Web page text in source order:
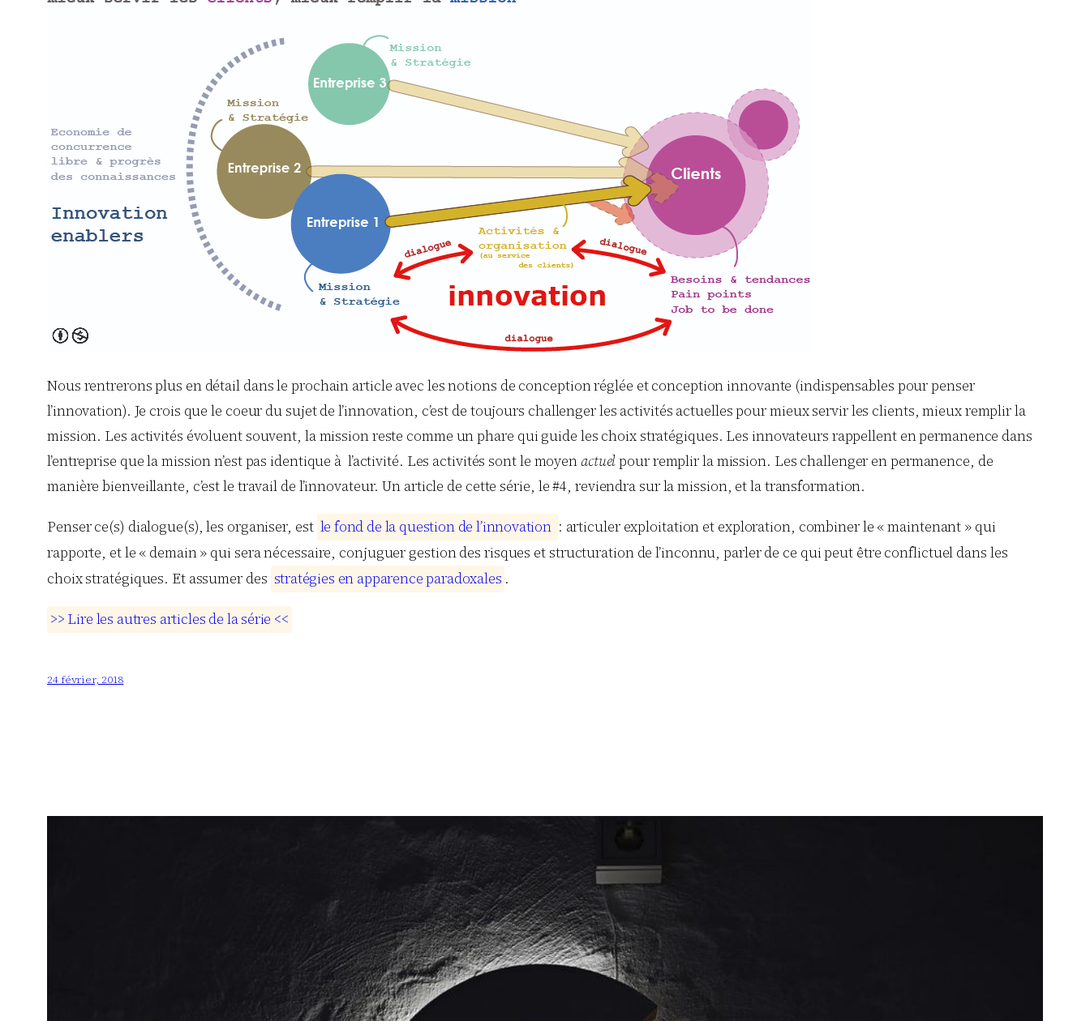
Nous rentrerons plus en détail dans le prochain article avec les notions de conception réglée et conception innovante (indispensables pour penser
l’innovation). Je crois que le coeur du sujet de l’innovation, c’est de toujours challenger les activités actuelles pour mieux servir les clients, mieux remplir la
mission. Les activités évoluent souvent, la mission reste comme un phare qui guide les choix stratégiques. Les innovateurs rappellent en permanence dans
l’entreprise que la mission n’est pas identique à l’activité. Les activités sont le moyenactuelpour remplir la mission. Les challenger en permanence, de
manière bienveillante, c’est le travail de l’innovateur. Un article de cette série, le #4, reviendra sur la mission, et la transformation.
Penser ce(s) dialogue(s), les organiser, est le fond de la question de l’innovation : articuler exploitation et exploration, combiner le « maintenant » qui
rapporte, et le « demain » qui sera nécessaire, conjuguer gestion des risques et structuration de l’inconnu, parler de ce qui peut être conflictuel dans les
choix stratégiques. Et assumer des stratégies en apparenceparadoxales .
>> Lire les autres articles de lasérie <<
24 février, 2018